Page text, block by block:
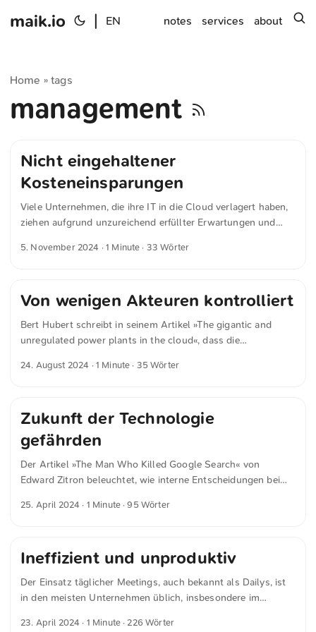
maik.io EN notes services about
Home »tags
management
Nicht eingehaltener
Kosteneinsparungen
Viele Unternehmen, die ihre IT in die Cloud verlagert haben,
ziehen aufgrund unzureichend erfüllter Erwartungen und
Kosteneinsparungen laut einer IDC-Umfrage wieder teilweise
5. November 2024 · 1 Minute · 33 Wörter
Von wenigen Akteuren kontrolliert
Bert Hubert schreibt in seinem Artikel »The gigantic and
unregulated power plants in the cloud«, dass die
vernachlässigt wurde, wodurch ein Netzwerk entstanden ist,
24. August 2024 · 1 Minute · 35 Wörter
Zukunft der Technologie
gefährden
Der Artikel »The Man Who Killed Google Search« von
Edward Zitron beleuchtet, wie interne Entscheidungen bei
drastisch abnahm. Manager wie Prabhakar Raghavan,
und einer Verschlechterung der Suchergebnisse führte. Die
ersticken kann. Ich kann nur empfehlen, den Artikel zu lesen,
um die tiefgreifenden Probleme und Dynamiken zu
verstehen, was zur Verschlechterung der Google-Suche
25. April 2024 · 1 Minute · 95 Wörter
Ineffizient und unproduktiv
Der Einsatz täglicher Meetings, auch bekannt als Dailys, ist
in den meisten Unternehmen üblich, insbesondere im
scheinen viele Dailys jedoch ineffizient und unproduktiv zu
23. April 2024 · 1 Minute · 226 Wörter